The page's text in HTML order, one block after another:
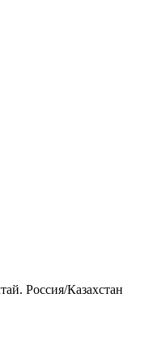
Россия/Казахстан